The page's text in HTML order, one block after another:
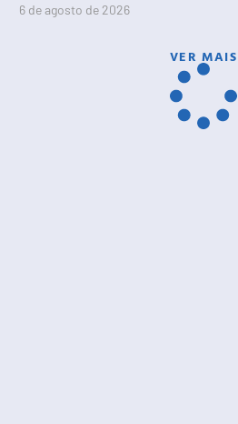
6 de agosto de 2026
VER MAIS